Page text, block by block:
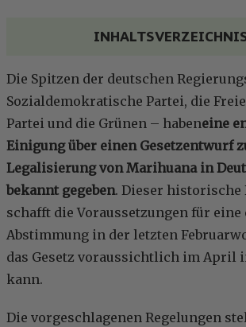
Die Spitzen der deutschen
Sozialdemokratische Partei, die
Partei und die Grünen – habeneine
Einigung über einen Gesetzentwurf
Legalisierung von Marihuana in
bekannt gegeben. Dieser historische
schafft die Voraussetzungen für eine
Abstimmung in der letzten
das Gesetz voraussichtlich im April
kann.
Die vorgeschlagenen Regelungen